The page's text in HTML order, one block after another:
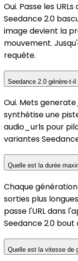
Oui. Passe les
Seedance 2.0
image devient la
mouvement.
requête.
Seedance 2.0 génère-t-il
Oui. Mets
synthétise une
audio_urls pour
variantes
Quelle est la durée
Chaque
sorties plus
passe l'URL dans
Seedance 2.0
Quelle est la vitesse de